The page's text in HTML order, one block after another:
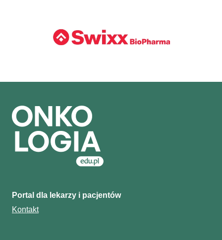
Portal dla lekarzy i pacjentów
Kontakt